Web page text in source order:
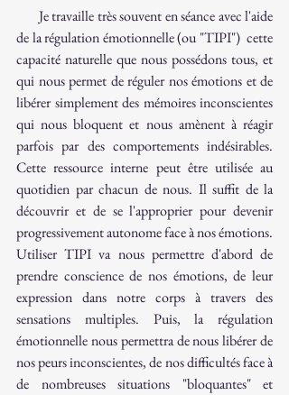
de la régulation émotionnelle (ou "TIPI")  cette
capacité naturelle que nous possédons tous, et
qui nous permet de réguler nos émotions et de
libérer simplement des mémoires inconscientes
qui nous bloquent et nous amènent à réagir
parfois par des comportements indésirables.
Cette ressource interne peut être utilisée au
quotidien par chacun de nous. Il suffit de la
découvrir et de se l'approprier pour devenir
progressivement autonome face à nos émotions.
Utiliser TIPI va nous permettre d'abord de
prendre conscience de nos émotions, de leur
expression dans notre corps à travers des
sensations multiples. Puis, la régulation
émotionnelle nous permettra de nous libérer de
nos peurs inconscientes, de nos difficultés face à
de nombreuses situations "bloquantes" et